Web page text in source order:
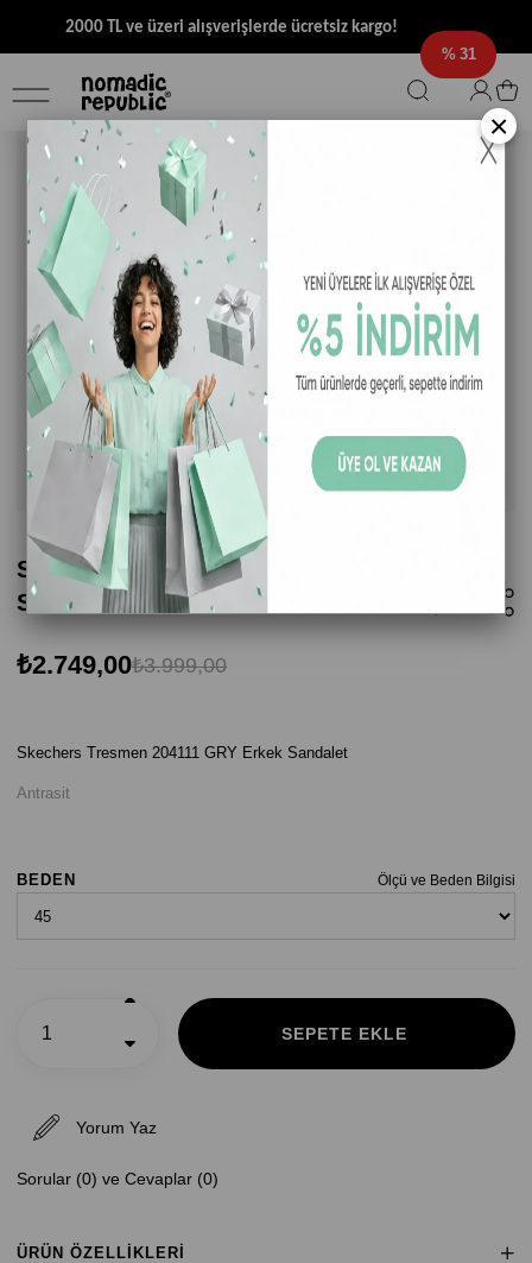
2000 TL ve üzeri alışverişlerde ücretsiz kargo!
31
Skechers Tresmen 204111 GRY Erkek
Sandalet - Antrasit
₺3.999,00
₺2.749,00
Skechers Tresmen 204111 GRY Erkek Sandalet
Antrasit
Ölçü ve Beden Bilgisi
BEDEN
Yorum Yaz
Sorular (0) ve Cevaplar (0)
ÜRÜN ÖZELLIKLERI
×